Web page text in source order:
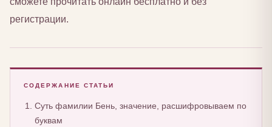
регистрации.
СОДЕРЖАНИЕ СТАТЬИ
Суть фамилии Бень, значение, расшифровываем по
буквам